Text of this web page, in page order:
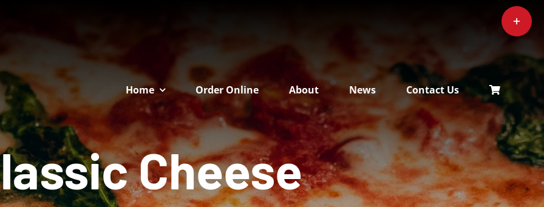
Home Order Online About News Contact Us
Cheese
Toggle
Sliding